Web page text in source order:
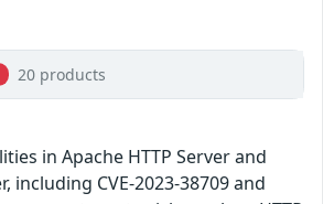
20 products
in Apache HTTP Server and
including CVE-2023-38709 and